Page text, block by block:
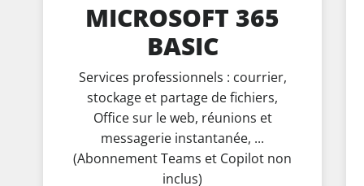
MICROSOFT 365
BASIC
Services professionnels : courrier,
stockage et partage de fichiers,
Office sur le web, réunions et
messagerie instantanée, ...
(Abonnement Teams et Copilot non
inclus)